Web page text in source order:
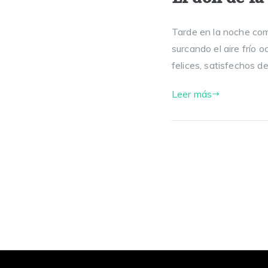
Tarde en la noche
surcando el aire frío
felices, satisfechos
Leer más